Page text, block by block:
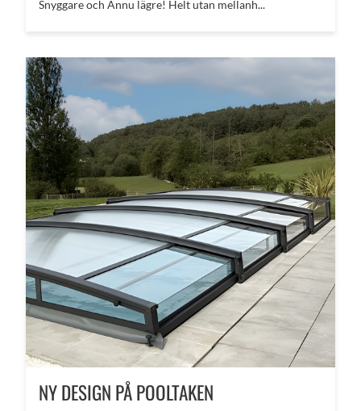
Snyggare och Ännu lägre! Helt utan mellanh...
NY DESIGN PÅ POOLTAKEN